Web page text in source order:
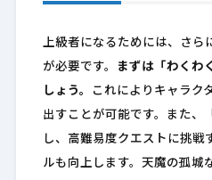
上級者になるためには、さら
が必要です。 まずは「わくわ
しょう。 これによりキャラク
出すことが可能です。また、
し、高難易度クエストに挑戦
ルも向上します。天魔の孤城